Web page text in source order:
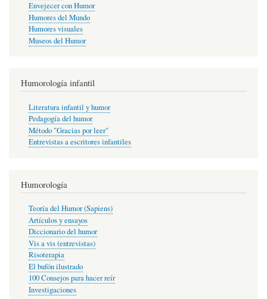
Envejecer con Humor
Humores del Mundo
Humores visuales
Museos del Humor
Humorología infantil
Literatura infantil y humor
Pedagogía del humor
Método "Gracias por leer"
Entrevistas a escritores infantiles
Humorología
Teoría del Humor (Sapiens)
Artículos y ensayos
Diccionario del humor
Vis a vis (entrevistas)
Risoterapia
El bufón ilustrado
100 Consejos para hacer reír
Investigaciones